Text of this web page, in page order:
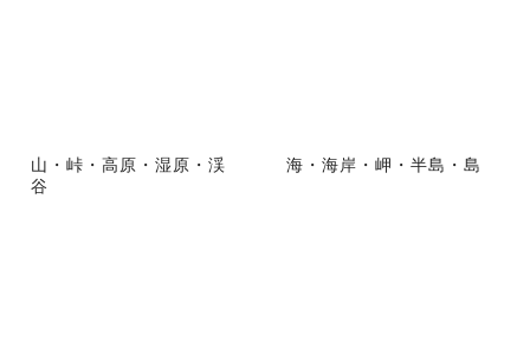
山・峠・高原・湿原・渓
谷
海・海岸・岬・半島・島